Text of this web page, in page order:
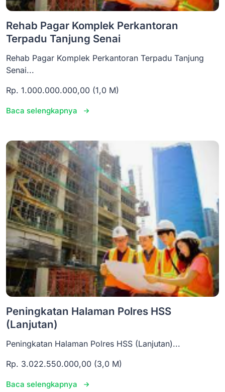
Rehab Pagar Komplek Perkantoran
Terpadu Tanjung Senai
Rehab Pagar Komplek Perkantoran Terpadu Tanjung
Senai...
Rp. 1.000.000.000,00 (1,0 M)
Baca selengkapnya
Peningkatan Halaman Polres HSS
(Lanjutan)
Peningkatan Halaman Polres HSS (Lanjutan)...
Rp. 3.022.550.000,00 (3,0 M)
Baca selengkapnya